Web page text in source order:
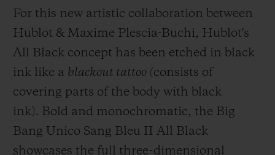
For this new artistic collaboration between
Hublot & Maxime Plescia-Buchi, Hublot's
All Black concept has been etched in black
ink like a blackout tattoo (consists of
covering parts of the body with black
ink) . Bold and monochromatic, the Big
Bang Unico Sang Bleu II All Black
showcases the full three-dimensional
お問い合わせ